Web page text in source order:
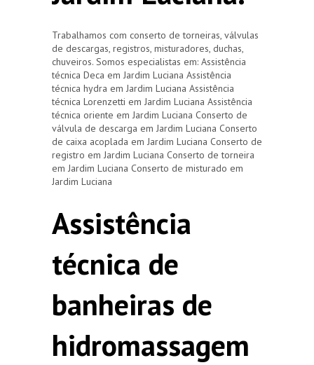
Trabalhamos com conserto de torneiras, válvulas
de descargas, registros, misturadores, duchas,
chuveiros. Somos especialistas em: Assistência
técnica Deca em Jardim Luciana Assistência
técnica hydra em Jardim Luciana Assistência
técnica Lorenzetti em Jardim Luciana Assistência
técnica oriente em Jardim Luciana Conserto de
válvula de descarga em Jardim Luciana Conserto
de caixa acoplada em Jardim Luciana Conserto de
registro em Jardim Luciana Conserto de torneira
em Jardim Luciana Conserto de misturado em
Jardim Luciana
Assistência
técnica de
banheiras de
hidromassagem